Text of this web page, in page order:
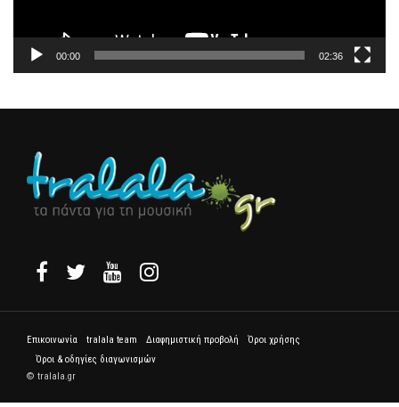
00:00 02:36
Επικοινωνία tralala team Διαφημιστική προβολή
Όροι χρήσης
Όροι & οδηγίες διαγωνισμών
© tralala.gr